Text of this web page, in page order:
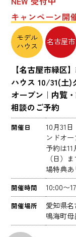
キャンペーン開
モデル
ハウス
名古屋市
【名古屋市緑区
ハウス 10/31(土)
オープン｜内覧
相談のご予約
開催日
10月31
ンドオ
予約は11
（日）
場特典あ
開催時間 10:00〜
開催場所
愛知県
鳴海町母